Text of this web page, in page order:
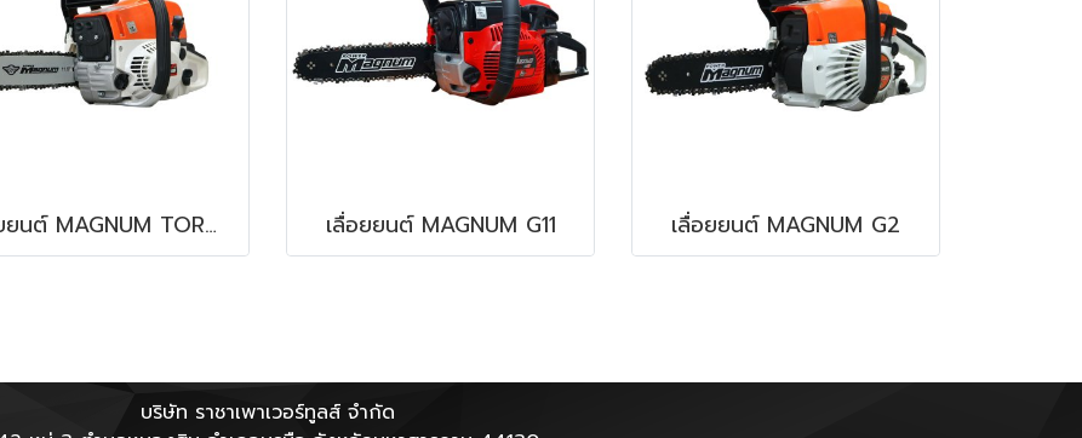
เลื่อยยนต์ MAGNUM TORNADO TD007 เลื่อยยนต์ MAGNUM G11 เลื่อยยนต์ MAGNUM G2
บริษัท ราชาเพาเวอร์ทูลส์ จำกัด